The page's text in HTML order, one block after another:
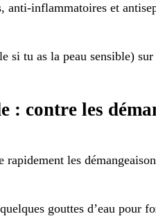
anti-inflammatoires et
si tu as la peau sensible)
: contre les
les
gouttes d’eau pour